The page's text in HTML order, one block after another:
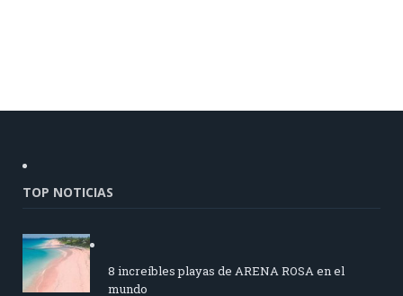
TOP NOTICIAS
8 increíbles playas de ARENA ROSA en el
mundo